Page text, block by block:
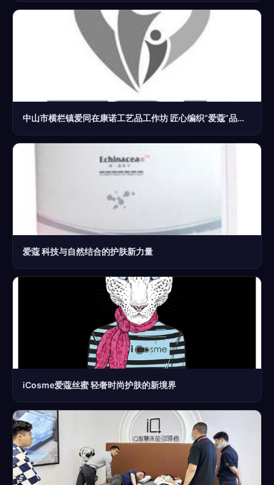
中山市横栏镇爱同在康诺工艺品工作坊 匠心编织“爱蔻”品牌新篇章
爱蔻 科技与自然结合的护肤新力量
iCosme爱蔻丝蜜 轻奢时尚护肤的新境界